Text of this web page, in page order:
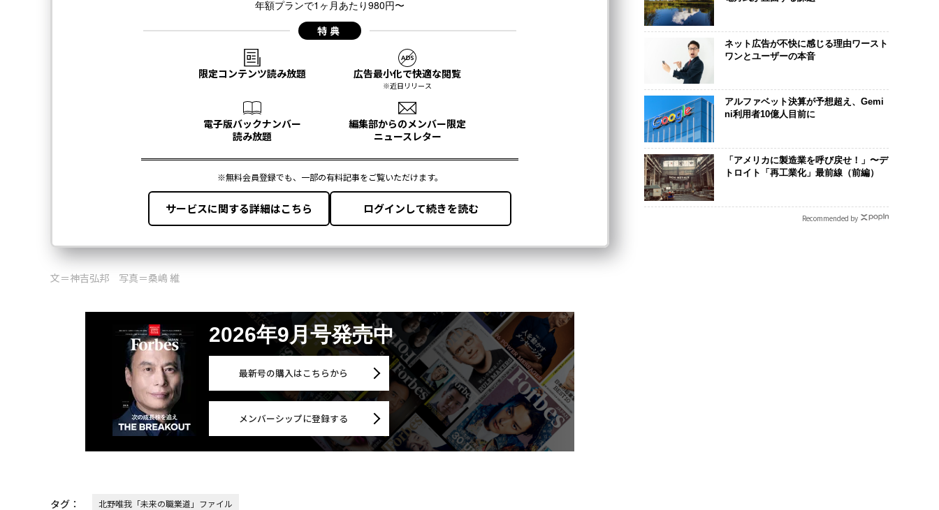
文＝神吉弘邦 写真＝桑嶋 維
2026年9月号発売中
最新号の購入はこちらから
メンバーシップに登録する
タグ： 北野唯我「未来の職業道」ファイル
ネット広告が不快に感じる理由ワースト
ワンとユーザーの本音
アルファベット決算が予想超え、Gemi
ni利用者10億人目前に
「アメリカに製造業を呼び戻せ！」〜デ
トロイト「再工業化」最前線（前編）
Recommended by